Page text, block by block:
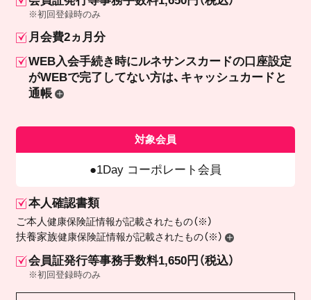
※初回登録時のみ
月会費2ヵ月分
WEB入会手続き時にルネサンスカードの口座設定
がWEBで完了してない方は、キャッシュカードと
通帳
対象会員
1Day コーポレート会員
本人確認書類
ご本人健康保険証情報が記載されたもの（※）
扶養家族健康保険証情報が記載されたもの（※）
会員証発行等事務手数料1,650円（税込）
※初回登録時のみ